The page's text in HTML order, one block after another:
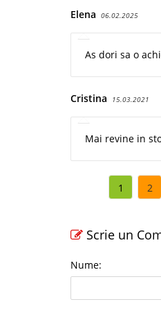
Elena 06.02.2025
As dori sa o
Cristina 15.03.2021
Mai revine in
1 2
Scrie un
Nume: